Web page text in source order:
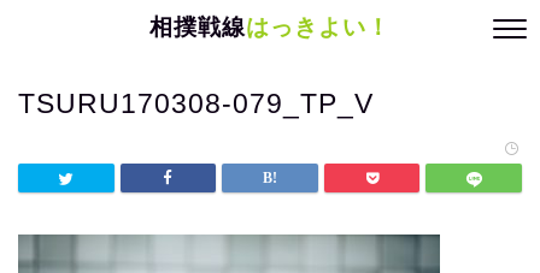
相撲戦線はっきよい！
TSURU170308-079_TP_V